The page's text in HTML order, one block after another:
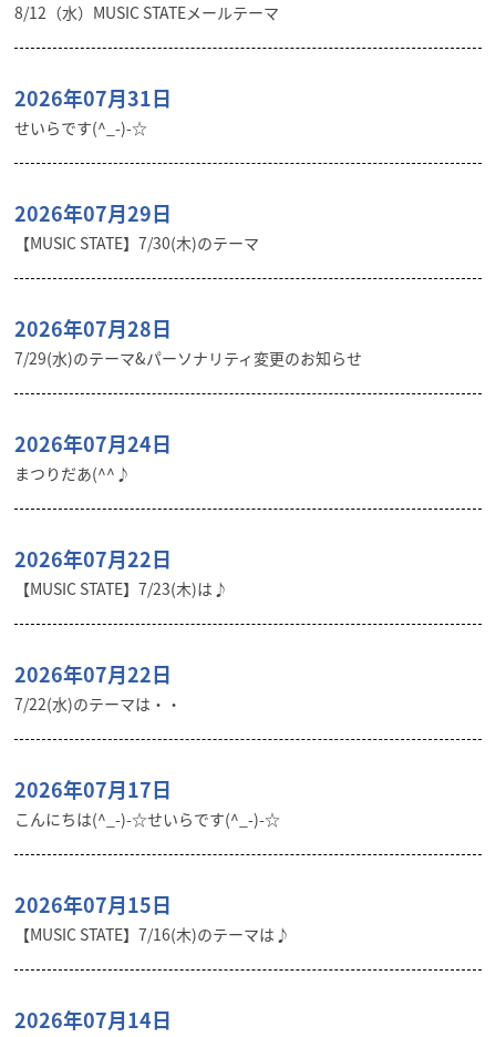
8/12（水）MUSIC STATEメールテーマ
2026年07月31日
せいらです(^_-)-☆
2026年07月29日
【MUSIC STATE】7/30(木)のテーマ
2026年07月28日
7/29(水)のテーマ&パーソナリティ変更のお知らせ
2026年07月24日
まつりだあ(^^♪
2026年07月22日
【MUSIC STATE】7/23(木)は♪
2026年07月22日
7/22(水)のテーマは・・
2026年07月17日
こんにちは(^_-)-☆せいらです(^_-)-☆
2026年07月15日
【MUSIC STATE】7/16(木)のテーマは♪
2026年07月14日